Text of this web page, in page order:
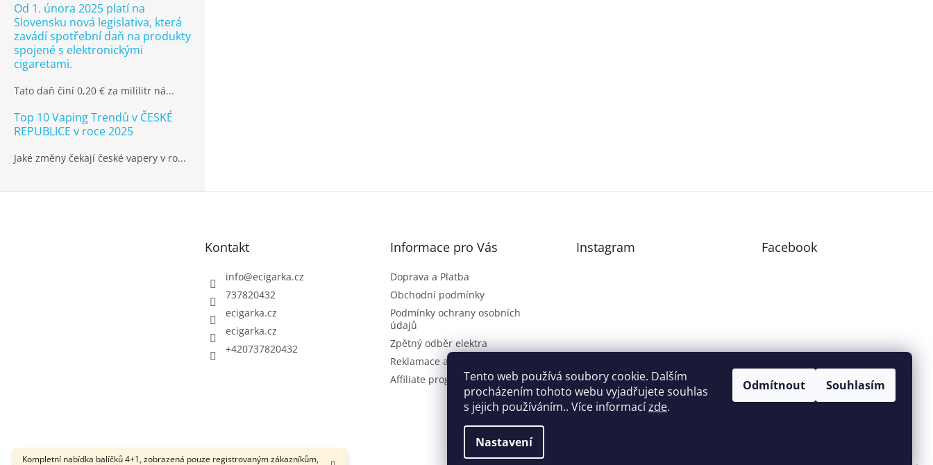
Tento web používá soubory cookie. Dalším
procházením tohoto webu vyjadřujete souhlas
s jejich používáním.. Více informacízde.
Nastavení
Odmítnout Souhlasím
Kompletní nabídka balíčků 4+1, zobrazená pouze registrovaným zákazníkům,
Od 1. února 2025 platí na
Slovensku nová legislativa, která
zavádí spotřební daň na produkty
spojené s elektronickými
cigaretami.
Tato daň činí 0,20 € za mililitr ná...
Top 10 Vaping Trendů v ČESKÉ
REPUBLICE v roce 2025
Jaké změny čekají české vapery v ro...
Kontakt
info@ecigarka.cz
737820432
ecigarka.cz
ecigarka.cz
+420737820432
Informace pro Vás
Doprava a Platba
Obchodní podmínky
Podmínky ochrany osobních
údajů
Zpětný odběr elektra
Reklamace a vrácení zboží
Affiliate program
Instagram Facebook